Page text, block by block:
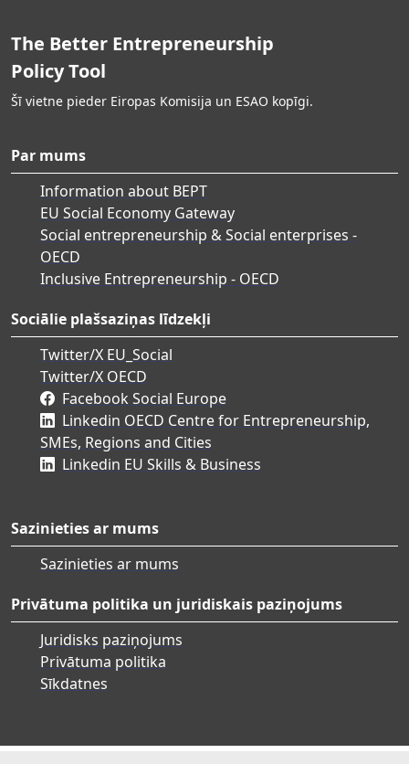
The Better Entrepreneurship
Policy Tool
Šī vietne pieder Eiropas Komisija un ESAO kopīgi.
Par mums
Information about BEPT
EU Social Economy Gateway
Social entrepreneurship & Social enterprises -
OECD
Inclusive Entrepreneurship - OECD
Sociālie plašsaziņas līdzekļi
Twitter/X EU_Social
Twitter/X OECD
Facebook Social Europe
Linkedin OECD Centre for Entrepreneurship,
SMEs, Regions and Cities
Linkedin EU Skills & Business
Sazinieties ar mums
Sazinieties ar mums
Privātuma politika un juridiskais paziņojums
Juridisks paziņojums
Privātuma politika
Sīkdatnes